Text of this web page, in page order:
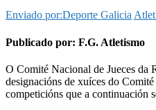
Enviado por:Deporte Galicia
Publicado por: F.G. Atletismo
O Comité Nacional de Jueces da
designacións de xuíces do
competicións que a continuación